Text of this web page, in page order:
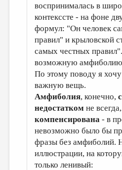
воспринималась в
контекссте - на фоне
формул: "Он человек
правил" и крыловской
самых честных
возможную
По этому поводу я хочу
важную вещь.
Амфиболия, конечно,
недостатком не
компенсирована - в
невозможно было бы
фразы без амфиболий.
иллюстрации, на
только ленивый: